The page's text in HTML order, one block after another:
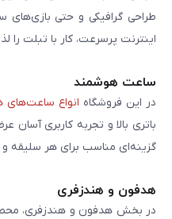
طراحی گرافیکی و حتی بازی‌های
اینترنت پرسرعت، کار با تبلت
ساعت هوشمند
در این فروشگاه انواع ساعت‌های
باتری بالا و تجربه کاربری
گزینه‌ای مناسب برای هر سلیقه و
هدفون و هندزفری
در بخش هدفون و هندزفری،